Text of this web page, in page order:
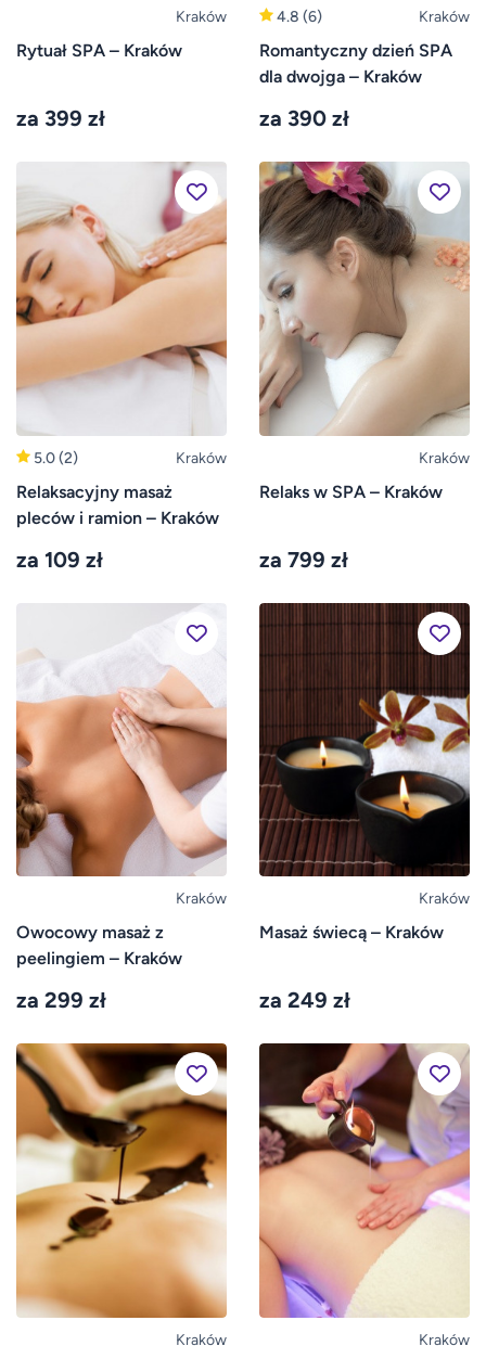
Kraków
Rytuał SPA – Kraków
za 399 zł
4.8 (6) Kraków
Romantyczny dzień SPA
dla dwojga – Kraków
za 390 zł
5.0(2) Kraków
Relaksacyjny masaż
pleców i ramion – Kraków
za 109 zł
Kraków
Relaks w SPA – Kraków
za 799 zł
Kraków
Owocowy masaż z
peelingiem – Kraków
za 299 zł
Kraków
Masaż świecą – Kraków
za 249 zł
Kraków Kraków